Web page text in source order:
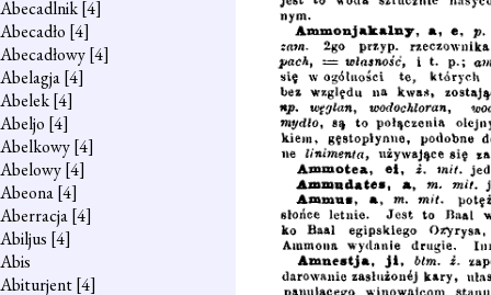
Abecadlnik[4]
Abecadło [4]
Abecadłowy[4]
Abelagja[4]
Abelek[4]
Abeljo [4]
Abelkowy[4]
Abelowy[4]
Abeona[4]
Aberracja[4]
Abiljus [4]
Abis
Abiturjent[4]